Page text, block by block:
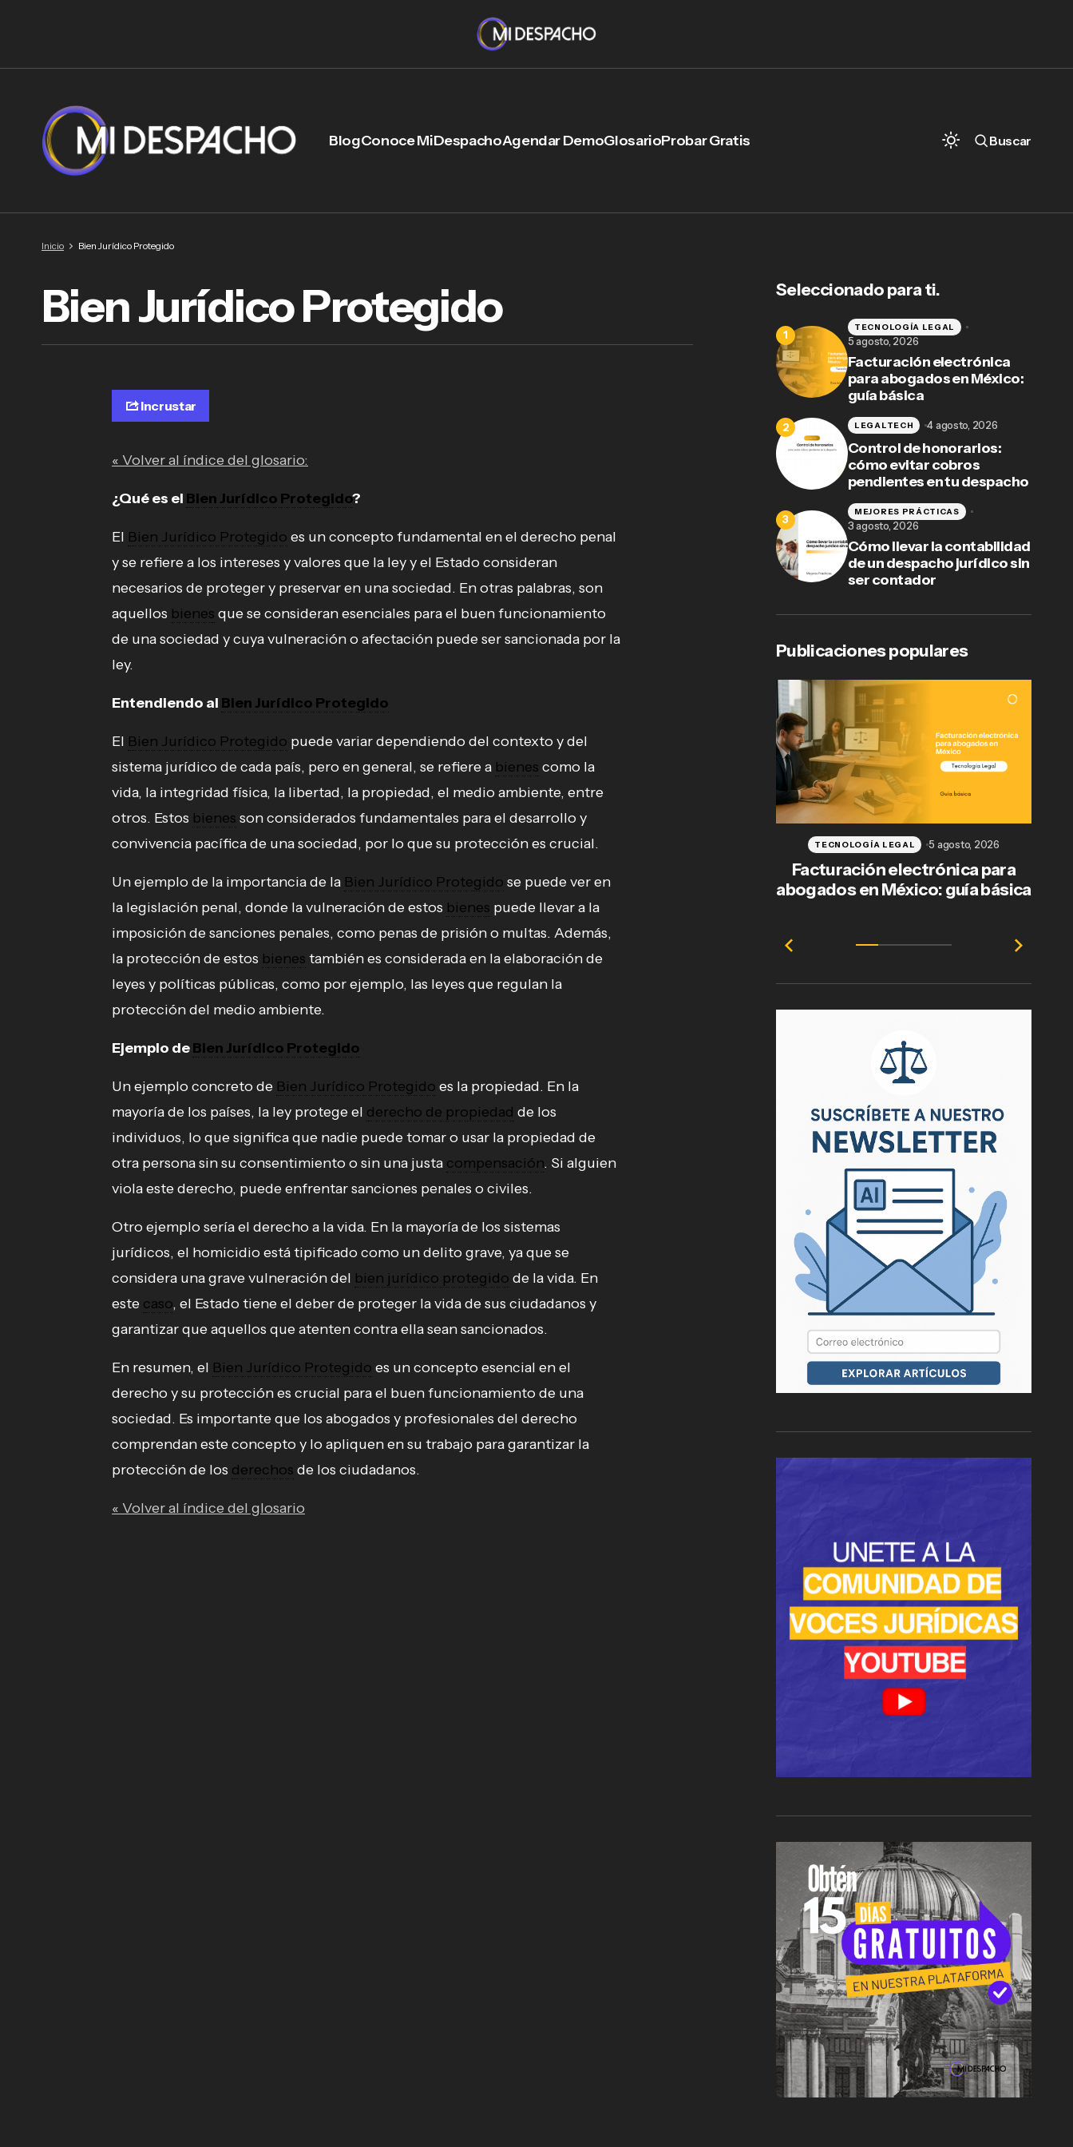
BlogConoce MiDespachoAgendar DemoGlosarioProbar Gratis Buscar
Inicio Bien Jurídico Protegido
Bien Jurídico Protegido
Incrustar
« Volver al índice del glosario:
¿Qué es el Bien Jurídico Protegido?
El Bien Jurídico Protegido es un concepto fundamental en el derecho penal
y se refiere a los intereses y valores que la ley y el Estado consideran
necesarios de proteger y preservar en una sociedad. En otras palabras, son
aquellos bienes que se consideran esenciales para el buen funcionamiento
de una sociedad y cuya vulneración o afectación puede ser sancionada por la
ley.
Entendiendo al Bien Jurídico Protegido
El Bien Jurídico Protegido puede variar dependiendo del contexto y del
sistema jurídico de cada país, pero en general, se refiere a bienes como la
vida, la integridad física, la libertad, la propiedad, el medio ambiente, entre
otros. Estos bienes son considerados fundamentales para el desarrollo y
convivencia pacífica de una sociedad, por lo que su protección es crucial.
Un ejemplo de la importancia de la Bien Jurídico Protegido se puede ver en
la legislación penal, donde la vulneración de estos bienes puede llevar a la
imposición de sanciones penales, como penas de prisión o multas. Además,
la protección de estos bienes también es considerada en la elaboración de
leyes y políticas públicas, como por ejemplo, las leyes que regulan la
protección del medio ambiente.
Ejemplo deBien Jurídico Protegido
Un ejemplo concreto de Bien Jurídico Protegido es la propiedad. En la
mayoría de los países, la ley protege el derecho de propiedad de los
individuos, lo que significa que nadie puede tomar o usar la propiedad de
otra persona sin su consentimiento o sin una justa compensación. Si alguien
viola este derecho, puede enfrentar sanciones penales o civiles.
Otro ejemplo sería el derecho a la vida. En la mayoría de los sistemas
jurídicos, el homicidio está tipificado como un delito grave, ya que se
considera una grave vulneración del bien jurídico protegido de la vida. En
este caso, el Estado tiene el deber de proteger la vida de sus ciudadanos y
garantizar que aquellos que atenten contra ella sean sancionados.
En resumen, el Bien Jurídico Protegido es un concepto esencial en el
derecho y su protección es crucial para el buen funcionamiento de una
sociedad. Es importante que los abogados y profesionales del derecho
comprendan este concepto y lo apliquen en su trabajo para garantizar la
protección de los derechos de los ciudadanos.
« Volver al índice del glosario
Seleccionado para ti.
Facturación electrónica
para abogados en México:
guía básica
TECNOLOGÍA LEGAL
5 agosto, 2026
Control de honorarios:
cómo evitar cobros
pendientes en tu despacho
LEGALTECH 4 agosto, 2026
Cómo llevar la contabilidad
de un despacho jurídico sin
ser contador
MEJORES PRÁCTICAS
3 agosto, 2026
Publicaciones populares
Facturación electrónica para
abogados en México: guía básica
TECNOLOGÍA LEGAL 5 agosto, 2026